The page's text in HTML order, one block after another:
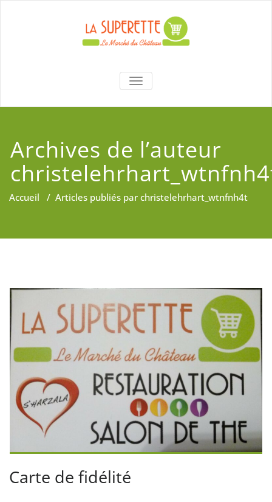
La Superette –
le marché du
AFFICHER/MASQUER LA
Archives de l’auteur
Accueil / Articles publiés par christelehrhart_wtnfnh4t
Carte de fidélité